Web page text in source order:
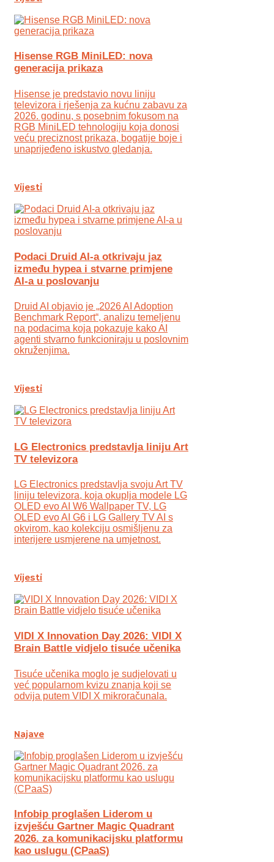
Hisense RGB MiniLED: nova
generacija prikaza
Hisense je predstavio novu liniju
televizora i rješenja za kućnu zabavu za
2026. godinu, s posebnim fokusom na
RGB MiniLED tehnologiju koja donosi
veću preciznost prikaza, bogatije boje i
unaprijeđeno iskustvo gledanja.
Vijesti
Podaci Druid AI-a otkrivaju jaz
između hypea i stvarne primjene
AI-a u poslovanju
Druid AI objavio je „2026 AI Adoption
Benchmark Report“, analizu temeljenu
na podacima koja pokazuje kako AI
agenti stvarno funkcioniraju u poslovnim
okruženjima.
Vijesti
LG Electronics predstavlja liniju Art
TV televizora
LG Electronics predstavlja svoju Art TV
liniju televizora, koja okuplja modele LG
OLED evo AI W6 Wallpaper TV, LG
OLED evo AI G6 i LG Gallery TV AI s
okvirom, kao kolekciju osmišljenu za
interijere usmjerene na umjetnost.
Vijesti
VIDI X Innovation Day 2026: VIDI X
Brain Battle vidjelo tisuće učenika
Tisuće učenika moglo je sudjelovati u
već popularnom kvizu znanja koji se
odvija putem VIDI X mikroračunala.
Najave
Infobip proglašen Liderom u
izvješću Gartner Magic Quadrant
2026. za komunikacijsku platformu
kao uslugu (CPaaS)